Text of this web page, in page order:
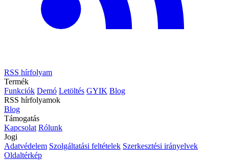
RSS hírfolyam
Termék
Funkciók Demó Letöltés GYIK Blog
RSS hírfolyamok
Blog
Támogatás
Kapcsolat Rólunk
Jogi
Adatvédelem Szolgáltatási feltételek Szerkesztési irányelvek
Oldaltérkép